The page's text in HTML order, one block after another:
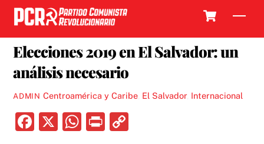
Skip
content
Elecciones 2019 en El Salvador: un
análisis necesario
ADMIN Centroamérica y Caribe, El Salvador, Internacional
F
X
W P